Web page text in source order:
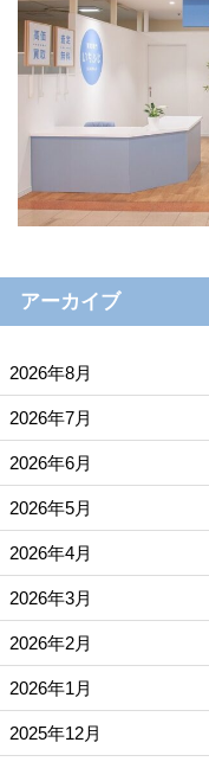
アーカイブ
2026年8月
2026年7月
2026年6月
2026年5月
2026年4月
2026年3月
2026年2月
2026年1月
2025年12月